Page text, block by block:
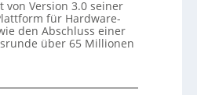
von Version 3.0 seiner
für Hardware-
den Abschluss einer
über 65 Millionen